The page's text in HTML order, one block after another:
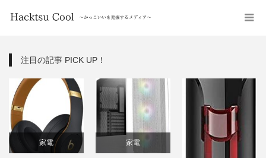
注目の記事 PICK UP！
家電 家電